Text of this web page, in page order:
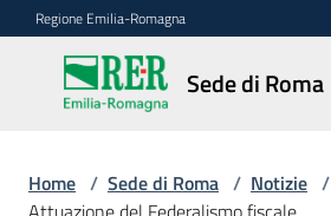
Vai al contenuto
Vai alla navigazione
Vai al footer
Regione Emilia-Romagna
Sede di Roma
Sede
di
Home / Sede di Roma / Notizie /